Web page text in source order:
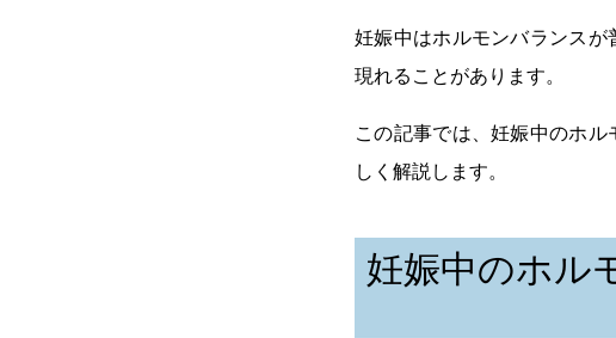
妊娠中はホルモンバランス
現れることがあります。
この記事では、妊娠中のホ
しく解説します。
妊娠中のホル